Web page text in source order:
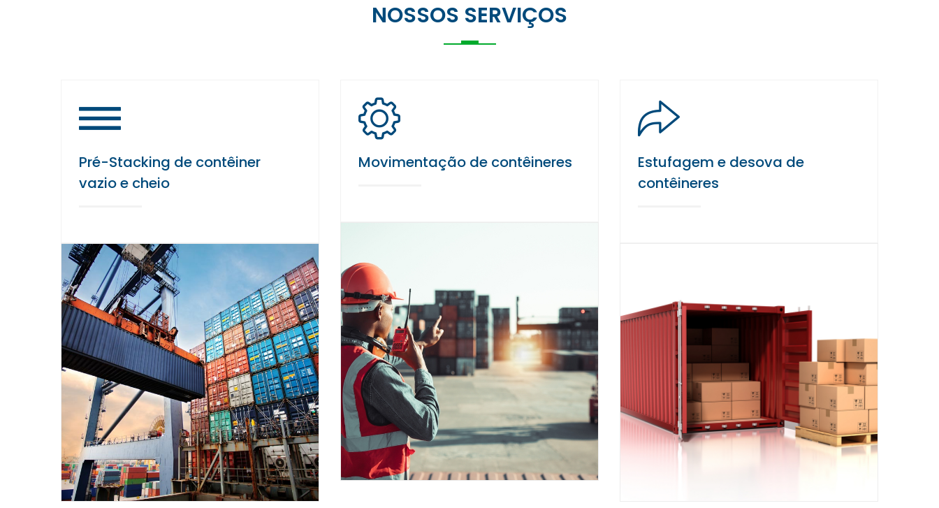
NOSSOS SERVIÇOS
Pré-Stacking de contêiner
vazio e cheio
Movimentação de contêineres
Estufagem e desova de
contêineres